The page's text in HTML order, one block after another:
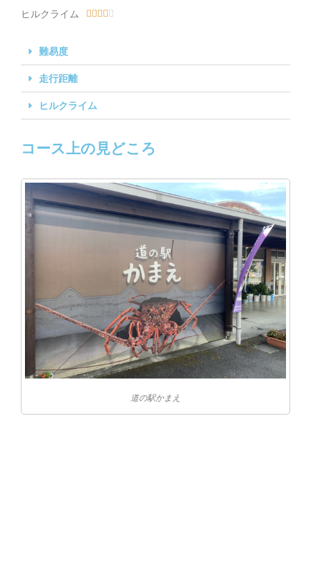
ヒルクライム     
難易度
走行距離
ヒルクライム
コース上の見どころ
道の駅かまえ